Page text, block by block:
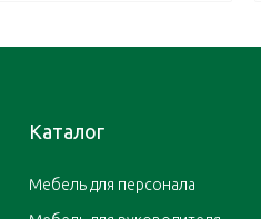
Каталог
Мебель для персонала